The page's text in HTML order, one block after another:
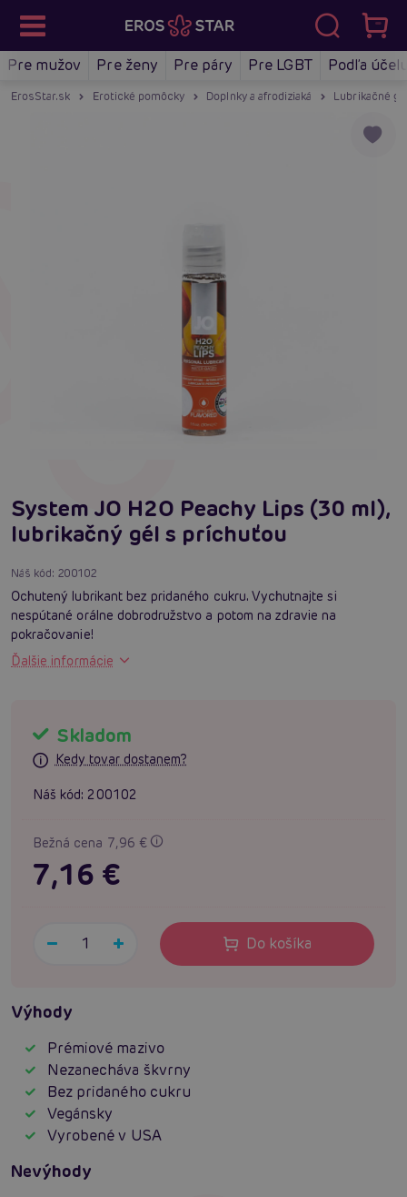
Pre mužov Pre ženy Pre páry Pre LGBT Podľa
ErosStar.sk Erotické pomôcky Doplnky a afrodiziaká Lubrikačné
System JO H2O Peachy Lips (30 ml),
lubrikačný gél s príchuťou
Náš kód: 200102
Ochutený lubrikant bez pridaného cukru. Vychutnajte si
nespútané orálne dobrodružstvo a potom na zdravie na
pokračovanie!
Ďalšie informácie
Skladom
Kedy tovar dostanem?
Náš kód: 200102
Bežná cena 7,96 €
7,16 €
Do košíka
Výhody
Prémiové mazivo
Nezanecháva škvrny
Bez pridaného cukru
Vegánsky
Vyrobené v USA
Nevýhody